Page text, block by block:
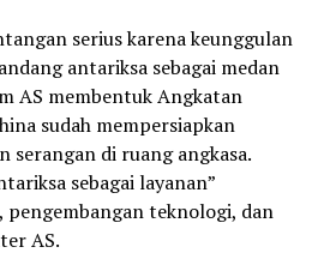
serius karena keunggulan
antariksa sebagai medan
AS membentuk Angkatan
sudah mempersiapkan
serangan di ruang angkasa.
sebagai layanan”
pengembangan teknologi, dan
AS.